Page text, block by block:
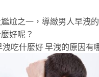
尬之一，導緻男人早洩
好呢？
吃什麼好 早洩的原因有